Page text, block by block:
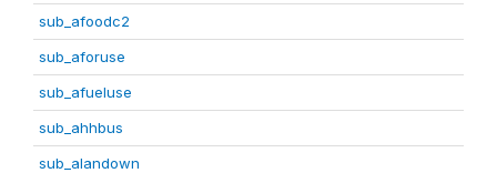
sub_afoodc2
sub_aforuse
sub_afueluse
sub_ahhbus
sub_alandown